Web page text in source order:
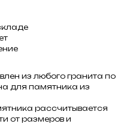
из любого гранита по
для памятника из
рассчитывается
от размеров и